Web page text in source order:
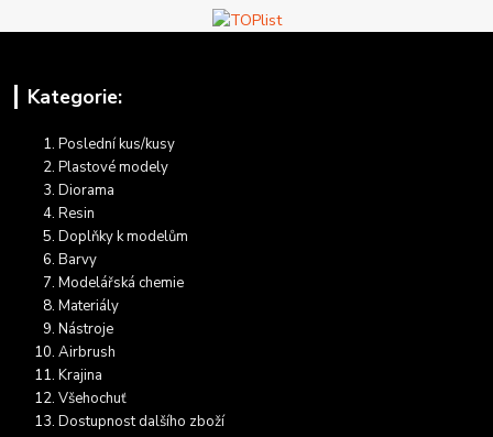
Kategorie:
Poslední kus/kusy
Plastové modely
Diorama
Resin
Doplňky k modelům
Barvy
Modelářská chemie
Materiály
Nástroje
Airbrush
Krajina
Všehochuť
Dostupnost dalšího zboží